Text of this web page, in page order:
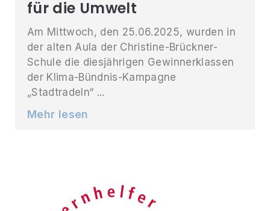
für die Umwelt
Am Mittwoch, den 25.06.2025, wurden in
der alten Aula der Christine-Brückner-
Schule die diesjährigen Gewinnerklassen
der Klima-Bündnis-Kampagne
„Stadtradeln“ ...
Mehr lesen